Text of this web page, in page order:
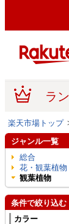
ラ
楽天市場トップ
ジャンル一覧
総合
花・観葉植物
観葉植物
条件で絞り込む
カラー